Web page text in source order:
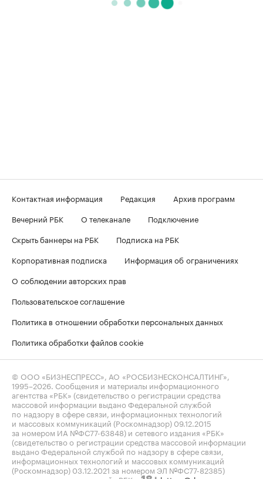
Контактная информация Редакция
Архив программ
Вечерний РБК
О телеканале
Подключение
Скрыть баннеры на РБК
Подписка на РБК
Корпоративная подписка
Информация об ограничениях
О соблюдении авторских прав
Пользовательское соглашение
Политика в отношении обработки персональных данных
Политика обработки файлов cookie
© ООО «БИЗНЕСПРЕСС», АО «РОСБИЗНЕСКОНСАЛТИНГ»,
1995–2026 . Сообщения и материалы информационного
агентства «РБК» (свидетельство о регистрации средства
массовой информации выдано Федеральной службой
по надзору в сфере связи, информационных технологий
и массовых коммуникаций (Роскомнадзор) 09.12.2015
за номером ИА №ФС77-63848) и сетевого издания «РБК»
(свидетельство о регистрации средства массовой информации
выдано Федеральной службой по надзору в сфере связи,
информационных технологий и массовых коммуникаций
(Роскомнадзор) 03.12.2021 за номером ЭЛ №ФС77-82385)